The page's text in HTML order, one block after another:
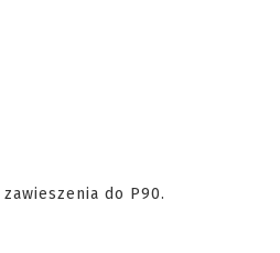
do P90.